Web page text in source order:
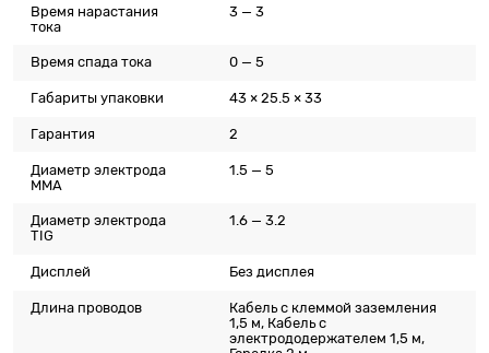
Время нарастания
тока
3 — 3
Время спада тока 0 — 5
Габариты упаковки 43 × 25.5 × 33
Гарантия 2
Диаметр электрода
MMA
1.5 — 5
Диаметр электрода
TIG
1.6 — 3.2
Дисплей Без дисплея
Длина проводов
Кабель с клеммой заземления
1,5 м, Кабель с
электрододержателем 1,5 м,